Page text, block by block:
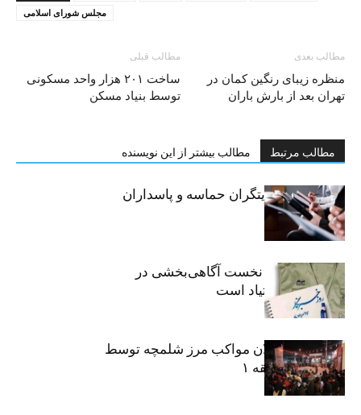
مجلس شورای اسلامی
مطالب قبلی
ساخت ۲۰۱ هزار واحد مسکونی
توسط بنیاد مسکن
مطالب بعدی
منظره زیبای رنگین کمان در
تهران بعد از بارش باران
مطالب مرتبط مطالب بیشتر از این نویسنده
خبرنگاران، روایتگران حماسه و پاسداران
حقیقت
«رسانه» سنگر نخست آگاهی‌بخشی در
پیشگیری از اعتیاد است
نکوداشت فعالان مواکب مرز شلمچه توسط
شهرداری منطقه ۱